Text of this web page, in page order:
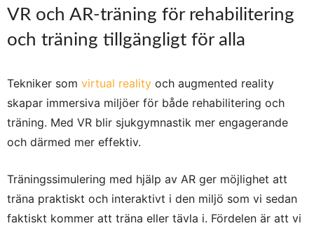
VR och AR-träning för rehabilitering
och träning tillgängligt för alla
Tekniker som virtual reality och augmented reality
skapar immersiva miljöer för både rehabilitering och
träning. Med VR blir sjukgymnastik mer engagerande
och därmed mer effektiv.
Träningssimulering med hjälp av AR ger möjlighet att
träna praktiskt och interaktivt i den miljö som vi sedan
faktiskt kommer att träna eller tävla i. Fördelen är att vi